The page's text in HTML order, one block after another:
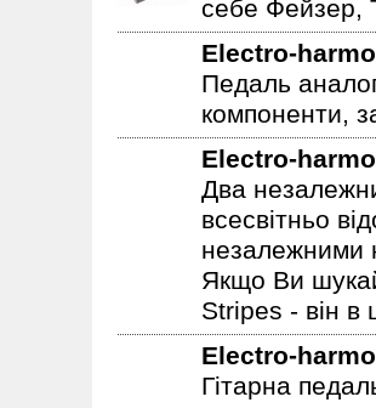
Electro-
Worm - це
себе Фейзер,
Electro-
Педаль
компоненти,
Electro-
Два
всесвітньо
незалежними
Якщо Ви
Stripes - він в